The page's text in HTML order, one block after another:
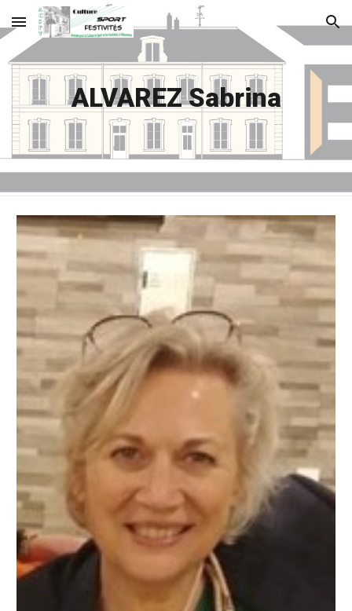
Skip to main content Skip to navigation
ALVAREZ Sabrina